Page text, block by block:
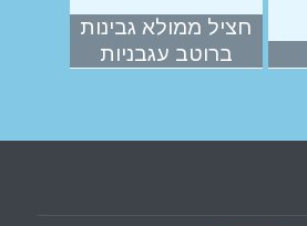
חציל ממולא גבינות
ברוטב עגבניות